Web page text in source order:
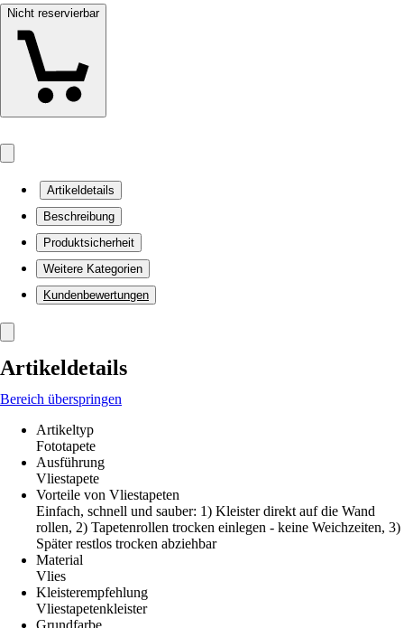
Nicht reservierbar
Artikeldetails
Beschreibung
Produktsicherheit
Weitere Kategorien
Kundenbewertungen
Artikeldetails
Bereich überspringen
Artikeltyp
Fototapete
Ausführung
Vliestapete
Vorteile von Vliestapeten
Einfach, schnell und sauber: 1) Kleister direkt auf die Wand
rollen, 2) Tapetenrollen trocken einlegen - keine Weichzeiten, 3)
Später restlos trocken abziehbar
Material
Vlies
Kleisterempfehlung
Vliestapetenkleister